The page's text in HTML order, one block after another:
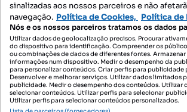
Contacte-nos
SIGA-NOS:
DESCARREGAR NA:
sinalizadas aos nossos parceiros e não
navegação. Política de Cookies, Política de
Nós e os nossos parceiros tratamos os dados
Utilizar dados de geolocalização precisos. Procurar
do dispositivo para identificação. Compreender os
ou combinações de dados de diferentes fontes. Armazenar
informações num dispositivo. Medir o desempenho da
para personalizar conteúdos. Criar perfis para publicidade
Desenvolver e melhorar serviços. Utilizar dados limitados
publicidade. Medir o desempenho dos conteúdos. Utilizar
selecionar conteúdos. Utilizar perfis para selecionar
Utilizar perfis para selecionar conteúdos personalizados.